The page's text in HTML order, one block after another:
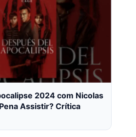
2024 com Nicolas
Assistir? Crítica